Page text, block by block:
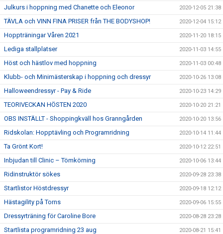
Julkurs i hoppning med Chanette och Eleonor 2020-12-05 21:38
TÄVLA och VINN FINA PRISER från THE BODYSHOP! 2020-12-04 15:12
Hoppträningar Våren 2021 2020-11-20 18:15
Lediga stallplatser 2020-11-03 14:55
Höst och hästlov med hoppning 2020-11-03 00:48
Klubb- och Minimästerskap i hoppning och dressyr 2020-10-26 13:08
Halloweendressyr - Pay & Ride 2020-10-23 14:29
TEORIVECKAN HÖSTEN 2020 2020-10-20 21:21
OBS INSTÄLLT - Shoppingkväll hos Granngården 2020-10-20 13:56
Ridskolan: Hopptävling och Programridning 2020-10-14 11:44
Ta Grönt Kort! 2020-10-12 22:51
Inbjudan till Clinic – Tömkörning 2020-10-06 13:44
Ridinstruktör sökes 2020-09-28 23:38
Startlistor Höstdressyr 2020-09-18 12:12
Hästagility på Torns 2020-09-06 15:55
Dressyrträning för Caroline Bore 2020-08-28 23:28
Startlista programridning 23 aug 2020-08-21 15:41